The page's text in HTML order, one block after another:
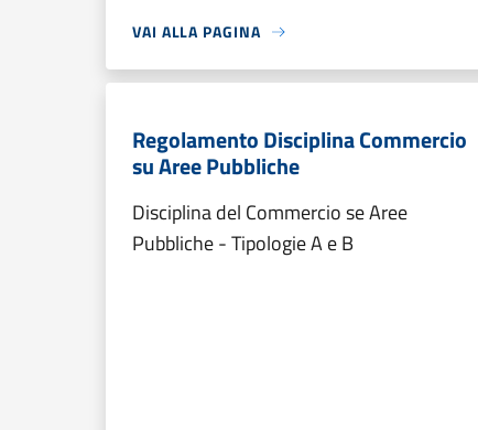
VAI ALLA PAGINA
Regolamento Disciplina Commercio
su Aree Pubbliche
Disciplina del Commercio se Aree
Pubbliche - Tipologie A e B